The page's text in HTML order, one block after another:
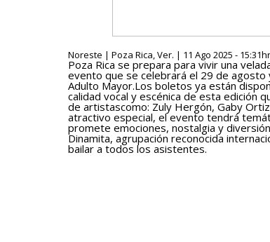
Noreste | Poza Rica, Ver. | 11 Ago 2025 -
Poza Rica se prepara para vivir una
evento que se celebrará el 29 de
Adulto Mayor.Los boletos ya están
calidad vocal y escénica de esta edición
de artistascomo: Zuly Hergón, Gaby
atractivo especial, el evento tendrá
promete emociones, nostalgia y
Dinamita, agrupación reconocida
bailar a todos los asistentes.